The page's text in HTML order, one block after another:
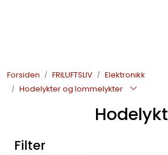
Forsiden FRILUFTSLIV
Elektronikk
Hodelykter og lommelykter
Hodelykt
Filter
FISKE
SOMMERSALG FISKE